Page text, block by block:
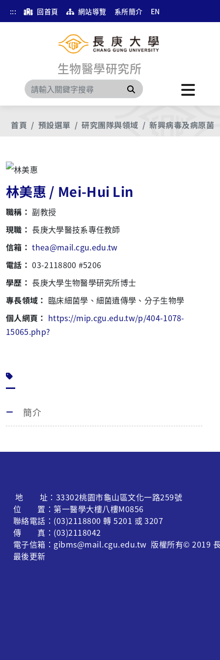
::: 回首頁 網站導覽 系所簡介 EN
生物醫學研究所
搜尋
首頁 預設選單 研究團隊與領域 新興病毒及病原菌
林美惠 / Mei-Hui Lin
職稱： 副教授
現職： 長庚大學醫技系專任教師
信箱： thea@mail.cgu.edu.tw
電話： 03-2118800 #5206
學歷： 長庚大學生物醫學研究所博士
專長領域： 臨床細菌學、細菌遺傳學、分子生物學
個人網頁： https://mip.cgu.edu.tw/p/404-1078-
15065.php?
簡介
地 址：33302桃園市龜山區文化一路259號
位 置：第一醫學大樓八樓M0856
聯絡電話：(03)2118800 轉 5201 或 3207
傳 真：(03)2118042
電子信箱：gibms@mail.cgu.edu.tw 版權所有© 2019
最後更新